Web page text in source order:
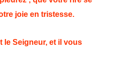
joie en tristesse.
le Seigneur, et il vous